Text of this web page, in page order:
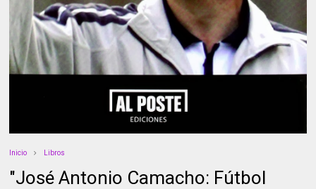
Inicio Libros
"José Antonio Camacho: Fútbol